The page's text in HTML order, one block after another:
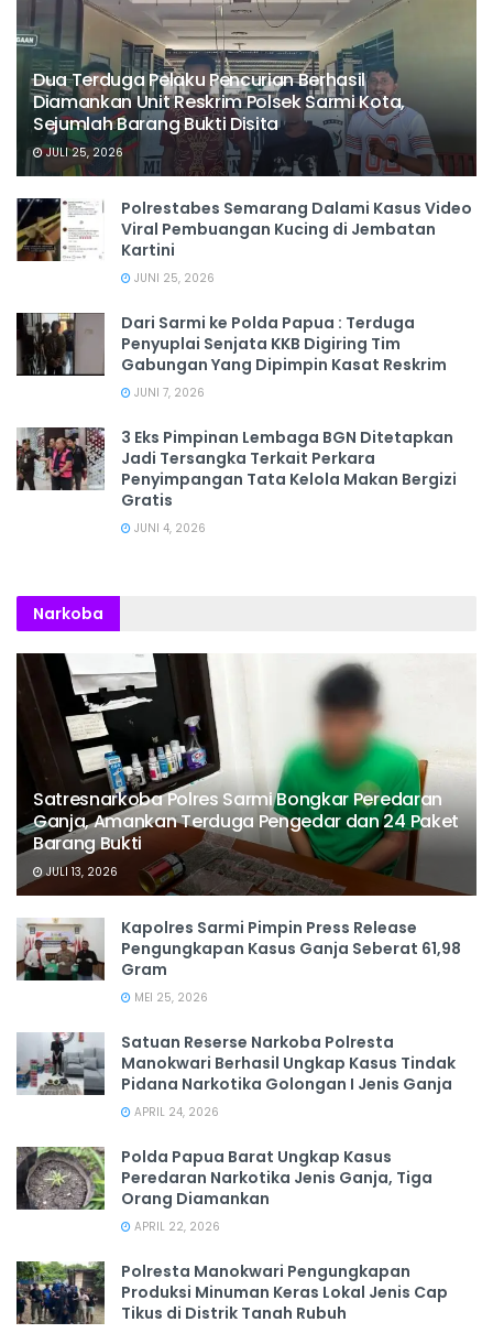
Dua Terduga Pelaku Pencurian Berhasil
Diamankan Unit Reskrim Polsek Sarmi Kota,
Sejumlah Barang Bukti Disita
JULI 25, 2026
Polrestabes Semarang Dalami Kasus Video
Viral Pembuangan Kucing di Jembatan
Kartini
JUNI 25, 2026
Dari Sarmi ke Polda Papua : Terduga
Penyuplai Senjata KKB Digiring Tim
Gabungan Yang Dipimpin Kasat Reskrim
JUNI 7, 2026
3 Eks Pimpinan Lembaga BGN Ditetapkan
Jadi Tersangka Terkait Perkara
Penyimpangan Tata Kelola Makan Bergizi
Gratis
JUNI 4, 2026
Narkoba
Satresnarkoba Polres Sarmi Bongkar Peredaran
Ganja, Amankan Terduga Pengedar dan 24 Paket
Barang Bukti
JULI 13, 2026
Kapolres Sarmi Pimpin Press Release
Pengungkapan Kasus Ganja Seberat 61,98
Gram
MEI 25, 2026
Satuan Reserse Narkoba Polresta
Manokwari Berhasil Ungkap Kasus Tindak
Pidana Narkotika Golongan I Jenis Ganja
APRIL 24, 2026
Polda Papua Barat Ungkap Kasus
Peredaran Narkotika Jenis Ganja, Tiga
Orang Diamankan
APRIL 22, 2026
Polresta Manokwari Pengungkapan
Produksi Minuman Keras Lokal Jenis Cap
Tikus di Distrik Tanah Rubuh